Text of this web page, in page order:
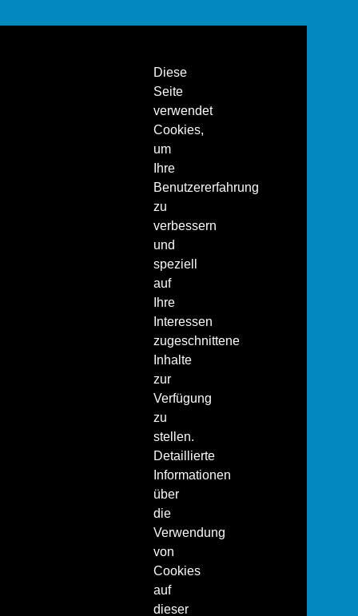
Diese
Seite
verwendet
Cookies,
um
Ihre
Benutzererfahrung
zu
verbessern
und
speziell
auf
Ihre
Interessen
zugeschnittene
Inhalte
zur
Verfügung
zu
stellen.
Detaillierte
Informationen
über
die
Verwendung
von
Cookies
auf
dieser